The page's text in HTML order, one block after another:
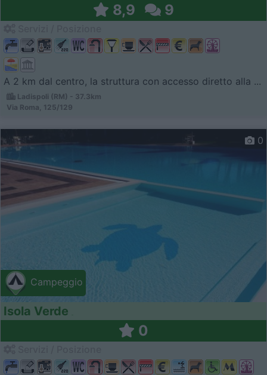
8,9 9
A 2 km dal centro, la struttura con accesso diretto alla ...
Ladispoli (RM) - 37.3km
Via Roma, 125/129
Campeggio
0
Isola Verde
0